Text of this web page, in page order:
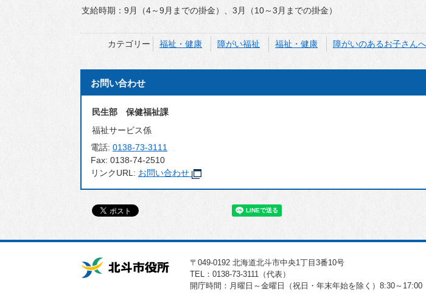
支給時期：9月（4～9月までの掛金）、3月（10～3月までの掛金）
カテゴリー 福祉・健康 障がい福祉 福祉・健康 障がいのあるお子さんへ
お問い合わせ
民生部 保健福祉課
福祉サービス係
電話: 0138-73-3111
Fax: 0138-74-2510
リンクURL: お問い合わせ
〒049-0192 北海道北斗市中央1丁目3番10号
TEL：0138-73-3111（代表）
開庁時間：月曜日～金曜日（祝日・年末年始を除く）8:30～17:00